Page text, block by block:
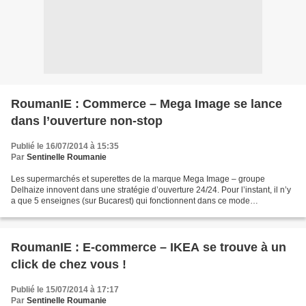
RoumanIE : Commerce – Mega Image se lance
dans l’ouverture non-stop
Publié le 16/07/2014 à 15:35
Par Sentinelle Roumanie
Les supermarchés et superettes de la marque Mega Image – groupe
Delhaize innovent dans une stratégie d’ouverture 24/24. Pour l’instant, il n’y
a que 5 enseignes (sur Bucarest) qui fonctionnent dans ce mode
RoumanIE : E-commerce – IKEA se trouve à un
click de chez vous !
Publié le 15/07/2014 à 17:17
Par Sentinelle Roumanie